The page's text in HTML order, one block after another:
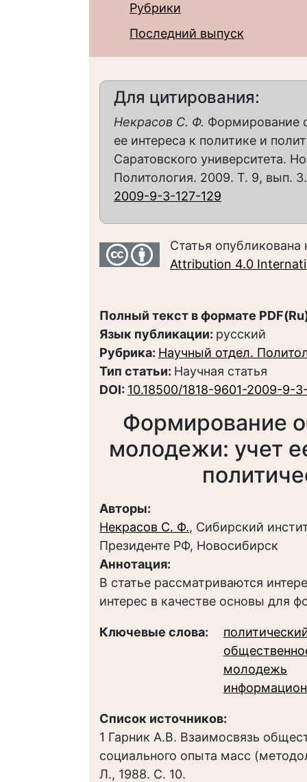
Рубрики
Последний выпуск
Для цитирования:
Некрасов С. Ф. Формирование
ее интереса к политике и
Саратовского университета.
Политология. 2009. Т. 9, вып.
2009-9-3-127-129
Статья
Attribution 4.0
Полный текст в формате
Язык публикации: русский
Рубрика: Научный отдел.
Тип статьи: Научная статья
DOI: 10.18500/1818-9601-2009-9-
Формирование
молодежи: учет
Авторы:
Некрасов С. Ф., Сибирский
Президенте РФ, Новосибирск
Аннотация:
В статье рассматриваются
интерес в качестве основы для
Ключевые слова:
молодежь
Список источников:
1 Гарник А.В. Взаимосвязь
социального опыта масс
Л., 1988. С. 10.